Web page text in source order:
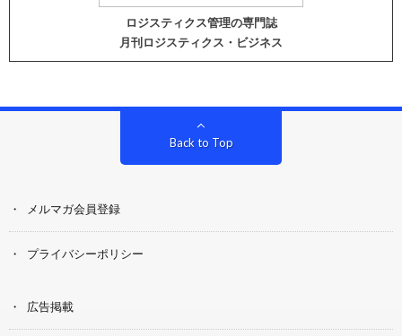
ロジスティクス管理の専門誌
月刊ロジスティクス・ビジネス
Back to Top
メルマガ会員登録
プライバシーポリシー
広告掲載